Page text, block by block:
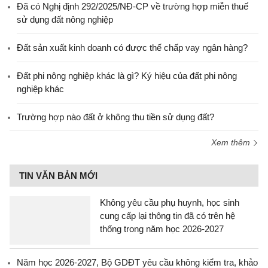
Đã có Nghị định 292/2025/NĐ-CP về trường hợp miễn thuế
sử dụng đất nông nghiệp
Đất sản xuất kinh doanh có được thế chấp vay ngân hàng?
Đất phi nông nghiệp khác là gì? Ký hiệu của đất phi nông
nghiệp khác
Trường hợp nào đất ở không thu tiền sử dụng đất?
Xem thêm
TIN VĂN BẢN MỚI
Không yêu cầu phụ huynh, học sinh
cung cấp lại thông tin đã có trên hệ
thống trong năm học 2026-2027
Năm học 2026-2027, Bộ GDĐT yêu cầu không kiểm tra, khảo